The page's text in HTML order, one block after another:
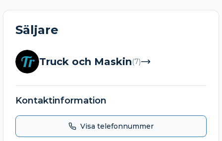
Säljare
Tr Truck och Maskin(7)
Kontaktinformation
Visa telefonnummer